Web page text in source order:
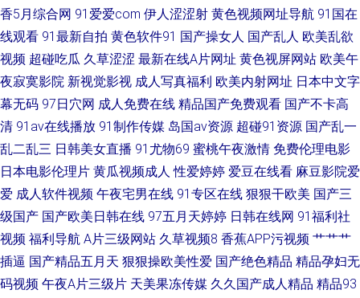
香5月综合网 91爱爱com 伊人涩涩射 黄色视频网址导航 91国在
线观看 91最新自拍 黄色软件91 国产操女人 国产乱人 欧美乱欲
视频 超碰吃瓜 久草涩涩 最新在线A片网址 黄色视屏网站 欧美午
夜寂寞影院 新视觉影视 成人写真福利 欧美内射网址 日本中文字
幕无码 97日穴网 成人免费在线 精品国产免费观看 国产不卡高
清 91av在线播放 91制作传媒 岛国av资源 超碰91资源 国产乱一
乱二乱三 日韩美女直播 91尤物69 蜜桃午夜激情 免费伦理电影
日本电影伦理片 黄瓜视频成人 性爱婷婷 爱豆在线看 麻豆影院爱
爱 成人软件视频 午夜宅男在线 91专区在线 狠狠干欧美 国产三
级国产 国产欧美日韩在线 97五月天婷婷 日韩在线网 91福利社
视频 福利导航 A片三级网站 久草视频8 香蕉APP污视频 艹艹艹
插逼 国产精品五月天 狠狠操欧美性爱 国产绝色精品 精品孕妇无
码视频 午夜A片三级片 天美果冻传媒 久久国产成人精品 精品93